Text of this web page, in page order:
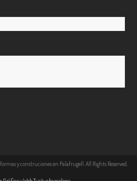
y construciones en Palafrugell. All Rights Reserved.